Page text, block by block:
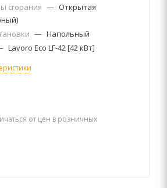
сгорания — Открытая
— Напольный
Lavoro Eco LF-42 [42 кВт]
от цен в розничных